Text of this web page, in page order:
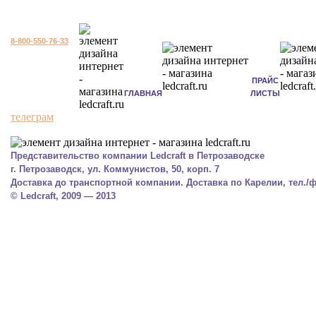
8-800-550-76-33
ГЛАВНАЯ
ПРАЙС
ЛИСТЫ
телеграм
Представительство компании Ledcraft в Петрозаводске
г. Петрозаводск, ул. Коммунистов, 50, корп. 7
Доставка до транспортной компании. Доставка по Карелии, тел./
© Ledcraft, 2009 — 2013